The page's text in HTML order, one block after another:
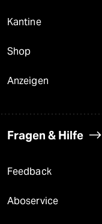
Kantine
Shop
Anzeigen
Fragen & Hilfe
Feedback
Aboservice